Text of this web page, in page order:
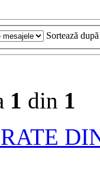
Sortează
1 din 1